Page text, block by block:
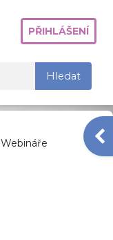
Hledat
PŘIHLÁŠENÍ
Webináře